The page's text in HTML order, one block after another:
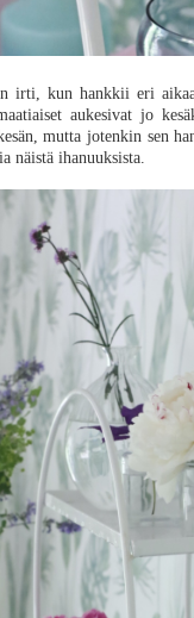
irti, kun hankkii eri
aukesivat jo
mutta jotenkin sen
näistä ihanuuksista.